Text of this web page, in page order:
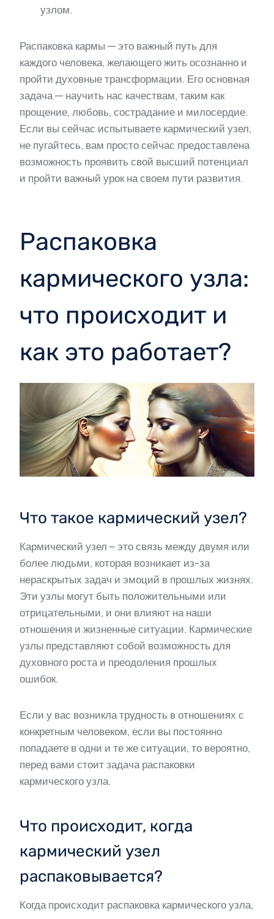
узлом.
Распаковка кармы — это важный путь для
каждого человека, желающего жить осознанно и
пройти духовные трансформации. Его основная
задача — научить нас качествам, таким как
прощение, любовь, сострадание и милосердие.
Если вы сейчас испытываете кармический узел,
не пугайтесь, вам просто сейчас предоставлена
возможность проявить свой высший потенциал
и пройти важный урок на своем пути развития.
Распаковка
кармического узла:
что происходит и
как это работает?
Что такое кармический узел?
Кармический узел – это связь между двумя или
более людьми, которая возникает из-за
нераскрытых задач и эмоций в прошлых жизнях.
Эти узлы могут быть положительными или
отрицательными, и они влияют на наши
отношения и жизненные ситуации. Кармические
узлы представляют собой возможность для
духовного роста и преодоления прошлых
ошибок.
Если у вас возникла трудность в отношениях с
конкретным человеком, если вы постоянно
попадаете в одни и те же ситуации, то вероятно,
перед вами стоит задача распаковки
кармического узла.
Что происходит, когда
кармический узел
распаковывается?
Когда происходит распаковка кармического узла,